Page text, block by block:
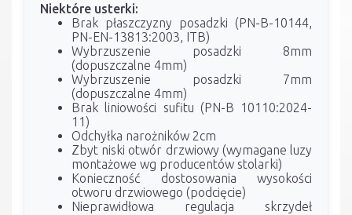
Niektóre usterki:
Brak płaszczyzny posadzki (PN-B-10144,
PN-EN-13813:2003, ITB)
Wybrzuszenie posadzki 8mm
(dopuszczalne 4mm)
Wybrzuszenie posadzki 7mm
(dopuszczalne 4mm)
Brak liniowości sufitu (PN-B 10110:2024-
11)
Odchyłka narożników 2cm
Zbyt niski otwór drzwiowy (wymagane luzy
montażowe wg producentów stolarki)
Konieczność dostosowania wysokości
otworu drzwiowego (podcięcie)
Nieprawidłowa regulacja skrzydeł